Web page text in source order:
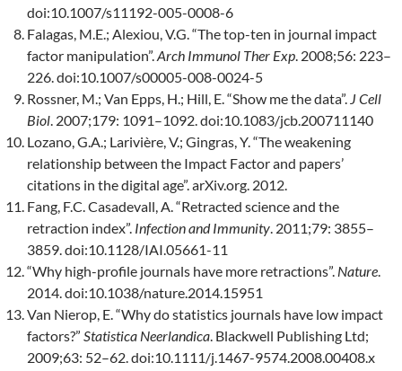
doi:10.1007/s11192-005-0008-6
Falagas, M.E.; Alexiou, V.G. “The top-ten in journal impact
factor manipulation”.Arch Immunol Ther Exp. 2008;56: 223–
226. doi:10.1007/s00005-008-0024-5
Rossner, M.; Van Epps, H.; Hill, E. “Show me the data”. J Cell
Biol. 2007;179: 1091–1092. doi:10.1083/jcb.200711140
Lozano, G.A.; Larivière, V.; Gingras, Y. “The weakening
relationship between the Impact Factor and papers’
citations in the digital age”. arXiv.org. 2012.
Fang, F.C. Casadevall, A. “Retracted science and the
retraction index”. Infection and Immunity. 2011;79: 3855–
3859. doi:10.1128/IAI.05661-11
“Why high-profile journals have more retractions”. Nature.
2014. doi:10.1038/nature.2014.15951
Van Nierop, E. “Why do statistics journals have low impact
factors?” Statistica Neerlandica. Blackwell Publishing Ltd;
2009;63: 52–62. doi:10.1111/j.1467-9574.2008.00408.x